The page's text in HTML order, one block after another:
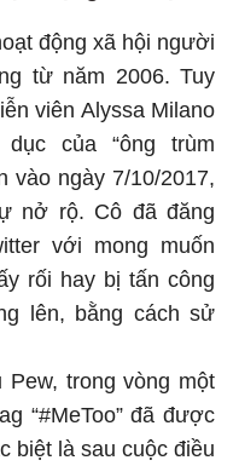
động xã hội người
từ năm 2006. Tuy
viên Alyssa Milano
của “ông trùm
vào ngày 7/10/2017,
nở rộ. Cô đã đăng
với mong muốn
rối hay bị tấn công
lên, bằng cách sử
trong vòng một
“#MeToo” đã được
biệt là sau cuộc điều